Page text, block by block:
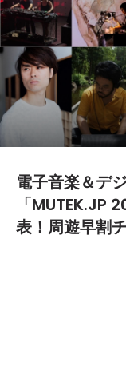
電子音楽＆デ
「MUTEK.JP
表！周遊早割